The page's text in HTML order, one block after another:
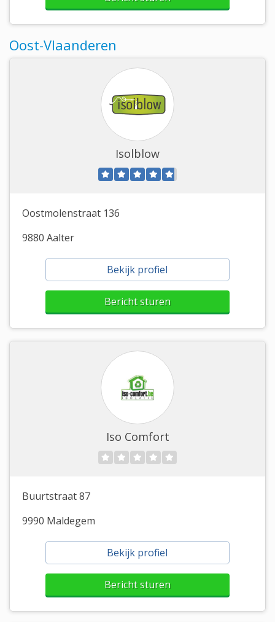
Oost-Vlaanderen
Isolblow
Oostmolenstraat 136
9880 Aalter
Bekijk profiel
Bericht sturen
Iso Comfort
Buurtstraat 87
9990 Maldegem
Bekijk profiel
Bericht sturen